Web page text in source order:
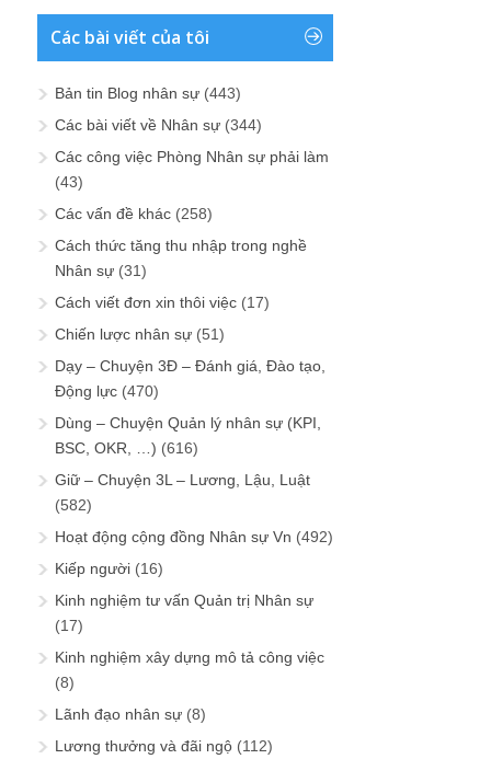
Các bài viết của tôi
Bản tin Blog nhân sự (443)
Các bài viết về Nhân sự (344)
Các công việc Phòng Nhân sự phải làm
(43)
Các vấn đề khác (258)
Cách thức tăng thu nhập trong nghề
Nhân sự (31)
Cách viết đơn xin thôi việc (17)
Chiến lược nhân sự (51)
Dạy – Chuyện 3Đ – Đánh giá, Đào tạo,
Động lực (470)
Dùng – Chuyện Quản lý nhân sự (KPI,
BSC, OKR, …) (616)
Giữ – Chuyện 3L – Lương, Lậu, Luật
(582)
Hoạt động cộng đồng Nhân sự Vn (492)
Kiếp người (16)
Kinh nghiệm tư vấn Quản trị Nhân sự
(17)
Kinh nghiệm xây dựng mô tả công việc
(8)
Lãnh đạo nhân sự (8)
Lương thưởng và đãi ngộ (112)